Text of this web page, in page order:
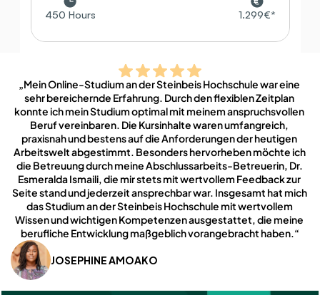
450 Hours 1.299€*
„Mein Online-Studium an der Steinbeis Hochschule war eine
sehr bereichernde Erfahrung. Durch den flexiblen Zeitplan
konnte ich mein Studium optimal mit meinem anspruchsvollen
Beruf vereinbaren. Die Kursinhalte waren umfangreich,
praxisnah und bestens auf die Anforderungen der heutigen
Arbeitswelt abgestimmt. Besonders hervorheben möchte ich
die Betreuung durch meine Abschlussarbeits-Betreuerin, Dr.
Esmeralda Ismaili, die mir stets mit wertvollem Feedback zur
Seite stand und jederzeit ansprechbar war. Insgesamt hat mich
das Studium an der Steinbeis Hochschule mit wertvollem
Wissen und wichtigen Kompetenzen ausgestattet, die meine
berufliche Entwicklung maßgeblich vorangebracht haben.“
JOSEPHINE AMOAKO